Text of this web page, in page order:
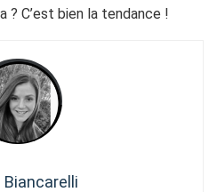
? C’est bien la tendance !
Biancarelli